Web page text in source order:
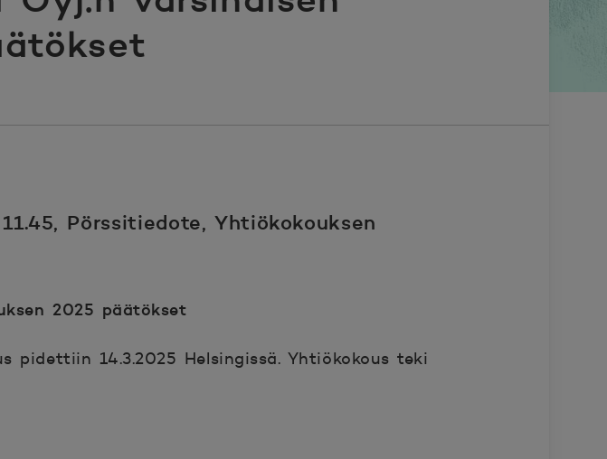
Pörssitiedote, Yhtiökokouksen
2025 päätökset
pidettiin 14.3.2025 Helsingissä. Yhtiökokous teki